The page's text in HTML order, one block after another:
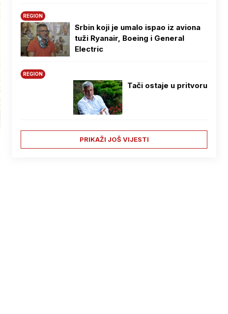
REGION
Srbin koji je umalo ispao iz aviona
tuži Ryanair, Boeing i General
Electric
REGION
Tači ostaje u pritvoru
PRIKAŽI JOŠ VIJESTI